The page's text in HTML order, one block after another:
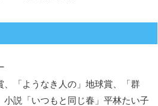
、「ようなき人の」地球賞、「群
小説「いつもと同じ春」平林たい子